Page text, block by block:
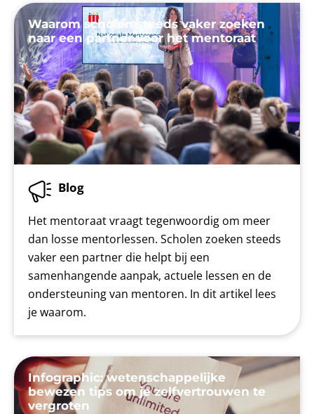
Waarom scholen steeds vaker zoeken
naar een partner voor het mentoraat
Blog
Het mentoraat vraagt tegenwoordig om meer
dan losse mentorlessen. Scholen zoeken steeds
vaker een partner die helpt bij een
samenhangende aanpak, actuele lessen en de
ondersteuning van mentoren. In dit artikel lees
je waarom.
Infographic: wetenschappelijke
bewezen tips om je zelfvertrouwen te
vergroten